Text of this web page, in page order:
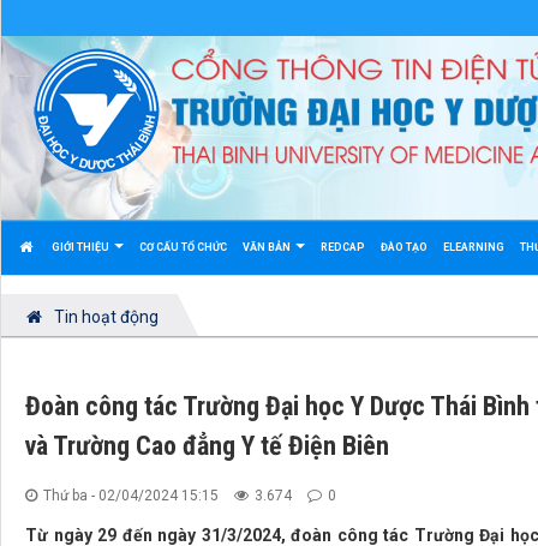
GIỚI THIỆU CƠ CẤU TỔ CHỨC VĂN BẢN REDCAP ĐÀO TẠO ELEARNING
Tin hoạt động
Đoàn công tác Trường Đại học Y Dược Thái
và Trường Cao đẳng Y tế Điện Biên
Thứ ba - 02/04/2024 15:15 3.674 0
Từ ngày 29 đến ngày 31/3/2024, đoàn công tác Trường Đại